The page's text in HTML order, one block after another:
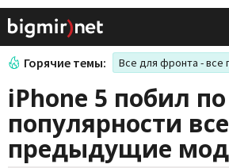
Горячие темы: Все для фронта - все
iPhone 5 побил по
популярности все
предыдущие